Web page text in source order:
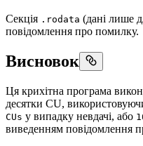
Секція .rodata (дані лише
повідомлення про помилку.
Висновок
Ця крихітна програма
десятки CU,
CUs у випадку невдачі, або
виведенням повідомлення